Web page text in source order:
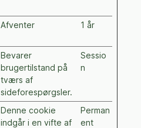
Afventer 1 år
Bevarer
brugertilstand på
tværs af
sideforespørgsler.
Sessio
n
Denne cookie
indgår i en vifte af
Perman
ent